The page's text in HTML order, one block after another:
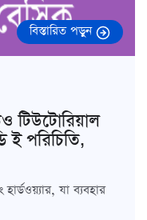
বিস্তারিত পড়ুন
টিউটোরিয়াল
পরিচিতি,
যা ব্যবহার